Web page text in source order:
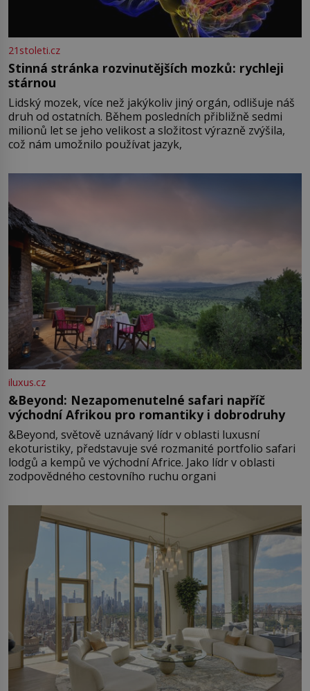
21stoleti.cz
Stinná stránka rozvinutějších mozků: rychleji
stárnou
Lidský mozek, více než jakýkoliv jiný orgán, odlišuje náš
druh od ostatních. Během posledních přibližně sedmi
milionů let se jeho velikost a složitost výrazně zvýšila,
což nám umožnilo používat jazyk,
iluxus.cz
&Beyond: Nezapomenutelné safari napříč
východní Afrikou pro romantiky i dobrodruhy
&Beyond, světově uznávaný lídr v oblasti luxusní
ekoturistiky, představuje své rozmanité portfolio safari
lodgů a kempů ve východní Africe. Jako lídr v oblasti
zodpovědného cestovního ruchu organi